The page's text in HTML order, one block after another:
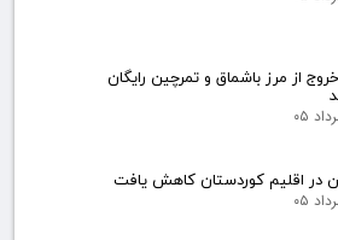
از مرز باشماق و تمرچین رایگان
در اقلیم کوردستان کاهش یافت